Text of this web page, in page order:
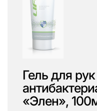
Гель для
«Элен»,